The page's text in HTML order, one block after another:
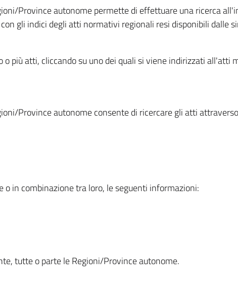
Province autonome permette di effettuare una ricerca
gli indici degli atti normativi regionali resi disponibili dalle
più atti, cliccando su uno dei quali si viene indirizzati all'atti
Province autonome consente di ricercare gli atti
in combinazione tra loro, le seguenti informazioni:
tutte o parte le Regioni/Province autonome.